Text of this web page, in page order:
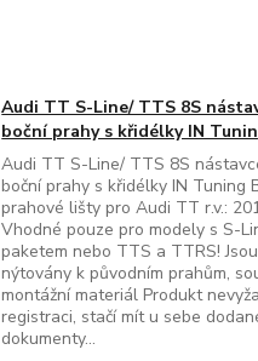
Audi TT S-Line/ TTS 8S
boční prahy s křidélky IN
Audi TT S-Line/ TTS 8S
boční prahy s křidélky IN Tuning
prahové lišty pro Audi TT r.v.:
Vhodné pouze pro modely s S-
paketem nebo TTS a TTRS! Jsou
nýtovány k původním prahům,
montážní materiál Produkt
registraci, stačí mít u sebe
dokumenty...